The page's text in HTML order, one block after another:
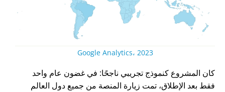
Google Analytics، 2023
كان المشروع كنموذج تجريبي ناجحًا: في غضون عام واحد
فقط بعد الإطلاق، تمت زيارة المنصة من جميع دول العالم